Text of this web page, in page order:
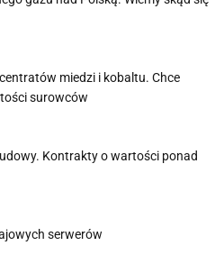
miedzi i kobaltu. Chce
surowców
Kontrakty o wartości ponad
serwerów